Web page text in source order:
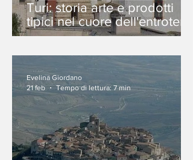
Turi: storia arte e prodotti
tipici nel cuore dell'entroterra
barese
Evelina Giordano
21 feb
Tempo di lettura: 7 min